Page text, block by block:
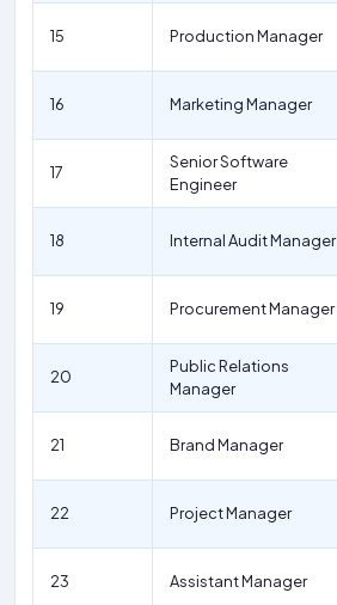
15 Production Manager
16 Marketing Manager
17
Senior Software
Engineer
18 Internal Audit Manager
19 Procurement Manager
20
Public Relations
Manager
21 Brand Manager
22 Project Manager
23 Assistant Manager